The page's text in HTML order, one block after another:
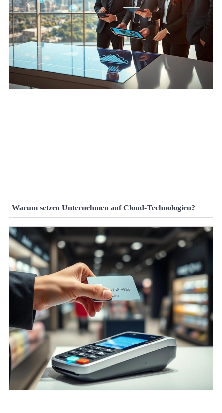
Warum setzen Unternehmen auf Cloud-Technologien?